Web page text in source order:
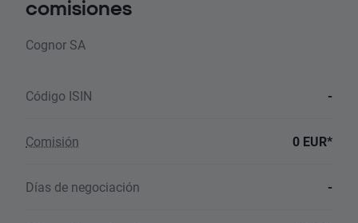
comisiones
Cognor SA
Código ISIN -
Comisión 0 EUR*
Días de negociación -